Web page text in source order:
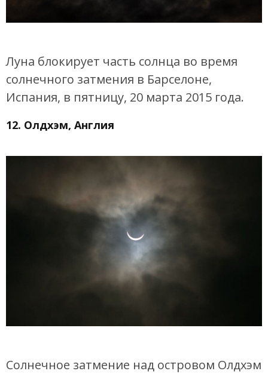
Луна блокирует часть солнца во время
солнечного затмения в Барселоне,
Испания, в пятницу, 20 марта 2015 года.
12. Олдхэм, Англия
Солнечное затмение над островом Олдхэм